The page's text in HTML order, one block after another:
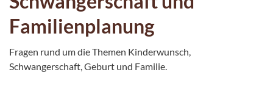
Familienplanung
Fragen rund um die Themen Kinderwunsch,
Schwangerschaft, Geburt und Familie.